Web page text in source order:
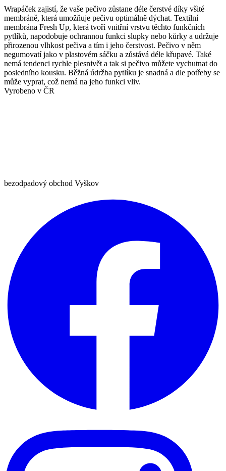
Wrapáček zajistí, že vaše pečivo zůstane déle čerstvé díky všité
membráně, která umožňuje pečivu optimálně dýchat. Textilní
membrána Fresh Up, která tvoří vnitřní vrstvu těchto funkčních
pytlíků, napodobuje ochrannou funkci slupky nebo kůrky a udržuje
přirozenou vlhkost pečiva a tím i jeho čerstvost. Pečivo v něm
negumovatí jako v plastovém sáčku a zůstává déle křupavé. Také
nemá tendenci rychle plesnivět a tak si pečivo můžete vychutnat do
posledního kousku. Běžná údržba pytlíku je snadná a dle potřeby se
může vyprat, což nemá na jeho funkci vliv.
Vyrobeno v ČR
bezodpadový obchod Vyškov